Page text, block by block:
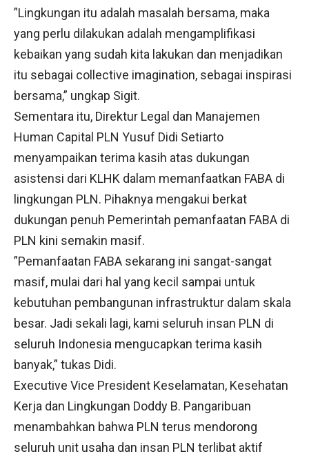
”Lingkungan itu adalah masalah bersama, maka
yang perlu dilakukan adalah mengamplifikasi
kebaikan yang sudah kita lakukan dan menjadikan
itu sebagai collective imagination, sebagai inspirasi
bersama,” ungkap Sigit.
Sementara itu, Direktur Legal dan Manajemen
Human Capital PLN Yusuf Didi Setiarto
menyampaikan terima kasih atas dukungan
asistensi dari KLHK dalam memanfaatkan FABA di
lingkungan PLN. Pihaknya mengakui berkat
dukungan penuh Pemerintah pemanfaatan FABA di
PLN kini semakin masif.
”Pemanfaatan FABA sekarang ini sangat-sangat
masif, mulai dari hal yang kecil sampai untuk
kebutuhan pembangunan infrastruktur dalam skala
besar. Jadi sekali lagi, kami seluruh insan PLN di
seluruh Indonesia mengucapkan terima kasih
banyak,” tukas Didi.
Executive Vice President Keselamatan, Kesehatan
Kerja dan Lingkungan Doddy B. Pangaribuan
menambahkan bahwa PLN terus mendorong
seluruh unit usaha dan insan PLN terlibat aktif